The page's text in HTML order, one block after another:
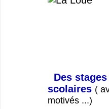
Des
scolaires (
motivés ...)